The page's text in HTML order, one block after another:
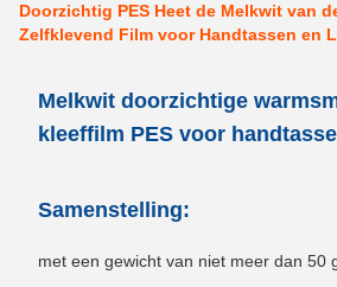
Doorzichtig PES Heet de Melkwit van
Zelfklevend Film voor Handtassen en
Melkwit doorzichtige
kleeffilm PES voor
Samenstelling:
met een gewicht van niet meer dan 50